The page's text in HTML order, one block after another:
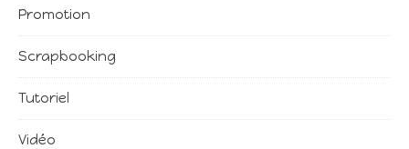
Promotion
Scrapbooking
Tutoriel
Vidéo